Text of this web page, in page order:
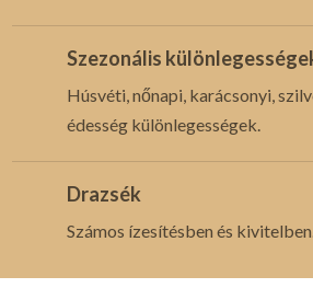
Szezonális
Húsvéti, nőnapi, karácsonyi,
édesség különlegességek.
Drazsék
Számos ízesítésben és kivitelben.